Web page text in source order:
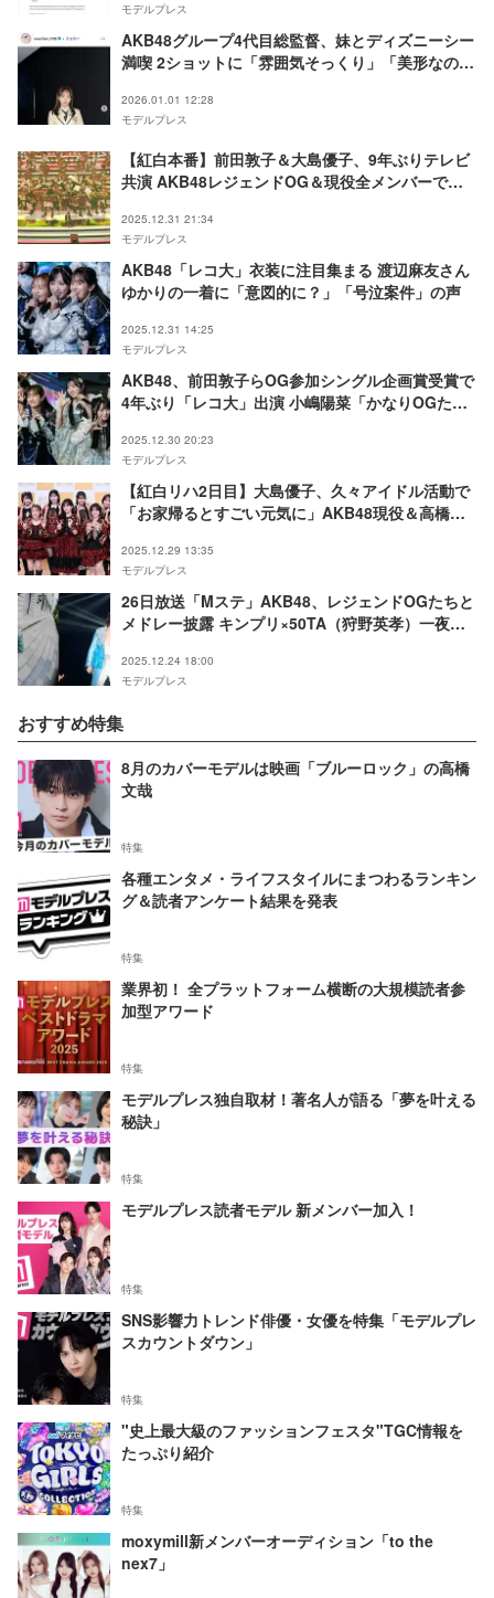
モデルプレス
AKB48グループ4代目総監督、妹とディズニーシー
満喫 2ショットに「雰囲気そっくり」「美形なのが
2026.01.01 12:28
モデルプレス
【紅白本番】前田敦子＆大島優子、9年ぶりテレビ
共演 AKB48レジェンドOG＆現役全メンバーでの
っと青春」
2025.12.31 21:34
モデルプレス
AKB48「レコ大」衣装に注目集まる 渡辺麻友さん
ゆかりの一着に「意図的に？」「号泣案件」の声
2025.12.31 14:25
モデルプレス
AKB48、前田敦子らOG参加シングル企画賞受賞で
4年ぶり「レコ大」出演 小嶋陽菜「かなりOGたち
賞】
2025.12.30 20:23
モデルプレス
【紅白リハ2日目】大島優子、久々アイドル活動で
「お家帰るとすごい元気に」AKB48現役＆高橋み
2025.12.29 13:35
モデルプレス
26日放送「Mステ」AKB48、レジェンドOGたちと
メドレー披露 キンプリ×50TA（狩野英孝）一夜限
2025.12.24 18:00
モデルプレス
おすすめ特集
8月のカバーモデルは映画「ブルーロック」の高橋
文哉
特集
各種エンタメ・ライフスタイルにまつわるランキン
グ＆読者アンケート結果を発表
特集
業界初！ 全プラットフォーム横断の大規模読者参
加型アワード
特集
モデルプレス独自取材！著名人が語る「夢を叶える
秘訣」
特集
モデルプレス読者モデル 新メンバー加入！
特集
SNS影響力トレンド俳優・女優を特集「モデルプレ
スカウントダウン」
特集
"史上最大級のファッションフェスタ"TGC情報を
たっぷり紹介
特集
moxymill新メンバーオーディション「to the
nex7」